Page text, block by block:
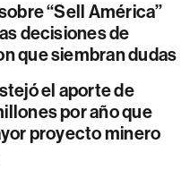
“Sell América”
decisiones de
que siembran dudas
el aporte de
por año que
proyecto minero